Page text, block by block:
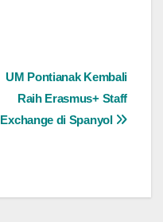
UM Pontianak Kembali
Raih Erasmus+ Staff
Exchange di Spanyol